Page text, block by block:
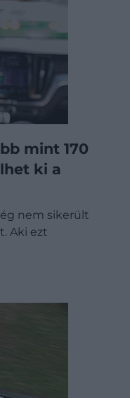
mint 170
ki a
nem sikerült
Aki ezt